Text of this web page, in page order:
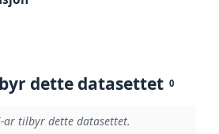
dette datasettet 0
ar tilbyr dette datasettet.